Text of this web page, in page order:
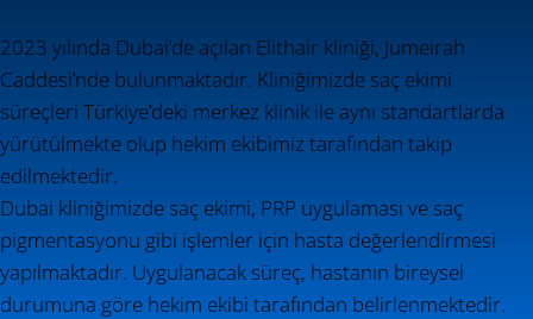
2023 yılında Dubai’de açılan Elithair kliniği, Jumeirah
Caddesi’nde bulunmaktadır. Kliniğimizde saç ekimi
süreçleri Türkiye’deki merkez klinik ile aynı standartlarda
yürütülmekte olup hekim ekibimiz tarafından takip
edilmektedir.
Dubai kliniğimizde saç ekimi, PRP uygulaması ve saç
pigmentasyonu gibi işlemler için hasta değerlendirmesi
yapılmaktadır. Uygulanacak süreç, hastanın bireysel
durumuna göre hekim ekibi tarafından belirlenmektedir.